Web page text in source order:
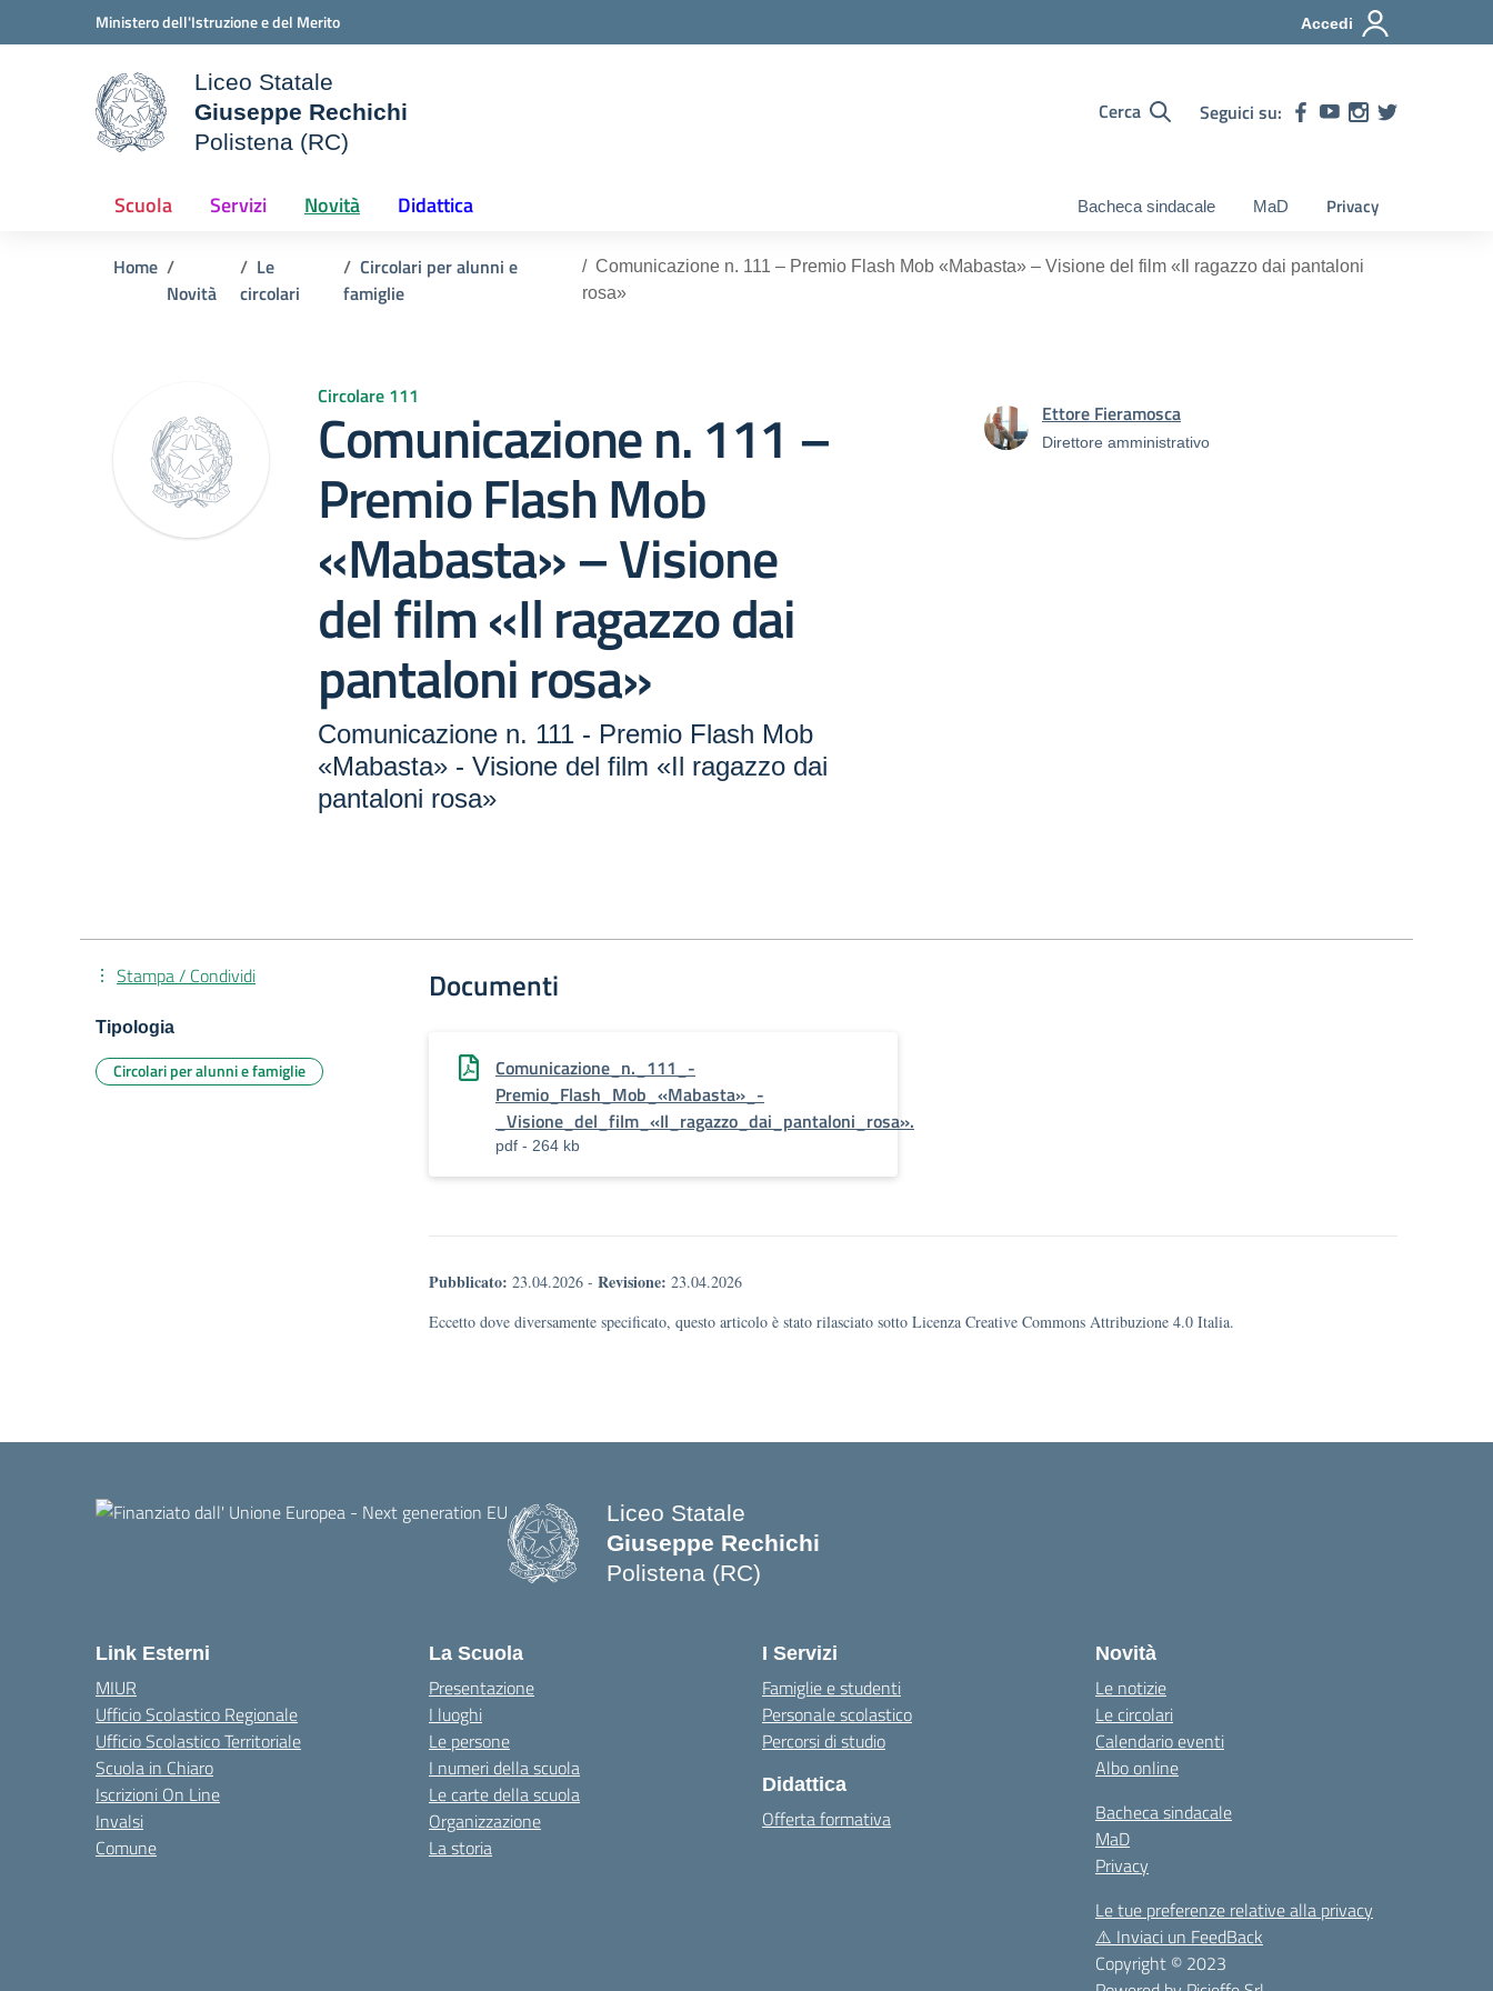
Vai ai contenuti
Vai al menu di navigazioneMinistero dell'Istruzione e del Merito Accedi
della scuola
Liceo Statale
Giuseppe Rechichi
Polistena (RC)
Cerca Seguici su:
Scuola Servizi Novità Didattica Bacheca sindacale MaD Privacy
Home
Novità
Le
circolari
Circolari per alunni e
famiglie
Comunicazione n. 111 – Premio Flash Mob «Mabasta» – Visione del film «Il ragazzo dai pantaloni
rosa»
Circolare 111
Comunicazione n. 111 –
Premio Flash Mob
«Mabasta» – Visione
del film «Il ragazzo dai
pantaloni rosa»
Comunicazione n. 111 - Premio Flash Mob
«Mabasta» - Visione del film «Il ragazzo dai
pantaloni rosa»
Ettore Fieramosca
Direttore amministrativo
Documenti
Comunicazione_n._111_-
Premio_Flash_Mob_«Mabasta»_-
_Visione_del_film_«Il_ragazzo_dai_pantaloni_rosa».
pdf - 264 kb
Pubblicato: 23.04.2026 - Revisione: 23.04.2026
Eccetto dove diversamente specificato, questo articolo è stato rilasciato sotto Licenza Creative Commons Attribuzione 4.0 Italia.
Stampa / Condividi
Tipologia
Circolari per alunni e famiglie
Liceo Statale
Giuseppe Rechichi
Polistena (RC)
Link Esterni
MIUR
Ufficio Scolastico Regionale
Ufficio Scolastico Territoriale
Scuola in Chiaro
Iscrizioni On Line
Invalsi
Comune
La Scuola
Presentazione
I luoghi
Le persone
I numeri della scuola
Le carte della scuola
Organizzazione
La storia
I Servizi
Famiglie e studenti
Personale scolastico
Percorsi di studio
Didattica
Offerta formativa
Novità
Le notizie
Le circolari
Calendario eventi
Albo online
Bacheca sindacale
MaD
Privacy
Le tue preferenze relative alla privacy
⚠️ Inviaci un FeedBack
Copyright © 2023